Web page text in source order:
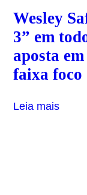
Wesley
3” em
aposta
faixa
Leia mais